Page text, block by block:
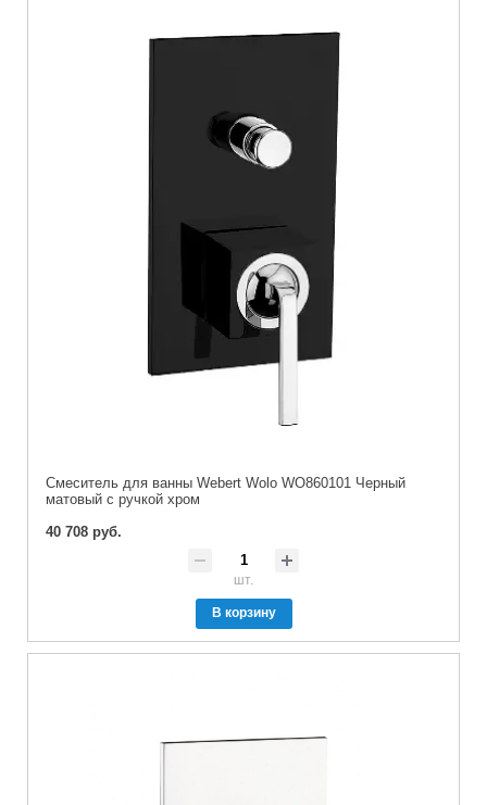
Смеситель для ванны Webert Wolo WO860101 Черный
матовый с ручкой хром
40 708 руб.
шт.
В корзину